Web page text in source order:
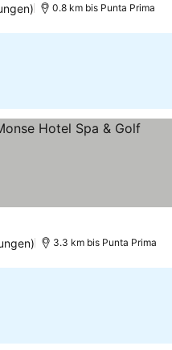
0.8 km bis Punta Prima
3.3 km bis Punta Prima